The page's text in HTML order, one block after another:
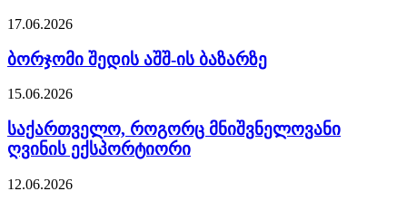
17.06.2026
ბორჯომი შედის აშშ-ის ბაზარზე
15.06.2026
საქართველო, როგორც მნიშვნელოვანი
ღვინის ექსპორტიორი
12.06.2026